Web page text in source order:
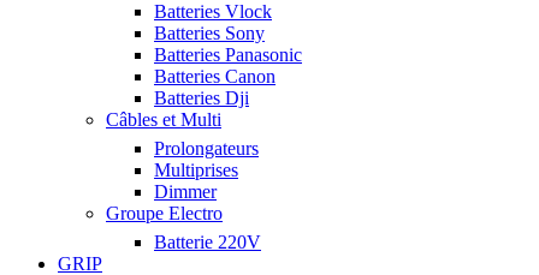
Batteries Vlock
Batteries Sony
Batteries Panasonic
Batteries Canon
Batteries Dji
Câbles et Multi
Prolongateurs
Multiprises
Dimmer
Groupe Electro
Batterie 220V
GRIP